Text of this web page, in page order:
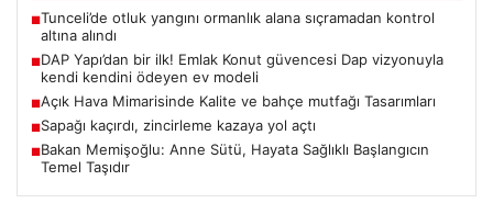
■Tunceli’de otluk yangını ormanlık alana sıçramadan kontrol
altına alındı
■DAP Yapı’dan bir ilk! Emlak Konut güvencesi Dap vizyonuyla
kendi kendini ödeyen ev modeli
■Açık Hava Mimarisinde Kalite ve bahçe mutfağı Tasarımları
■Sapağı kaçırdı, zincirleme kazaya yol açtı
■Bakan Memişoğlu: Anne Sütü, Hayata Sağlıklı Başlangıcın
Temel Taşıdır